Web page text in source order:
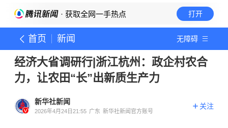
· 获取全网一手热点 打开
首页 新闻 无障碍
经济大省调研行|浙江杭州：政企村农合
力，让农田“长”出新质生产力
新华社新闻
2026年4月24日21:55 广东 新华社新闻官方账号
关注